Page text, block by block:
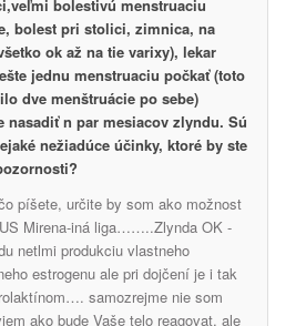
bolestivú menstruaciu
bolest pri stolici, zimnica, na
ok až na tie varixy), lekar
jednu menstruaciu počkať (toto
dve menštruácie po sebe)
nasadiť n par mesiacov zlyndu. Sú
nežiadúce účinky, ktoré by ste
píšete, určite by som ako možnost
Mirena-iná liga……..Zlynda OK -
netlmi produkciu vlastneho
estrogenu ale pri dojčení je i tak
samozrejme nie som
ako bude Vaše telo reagovat, ale